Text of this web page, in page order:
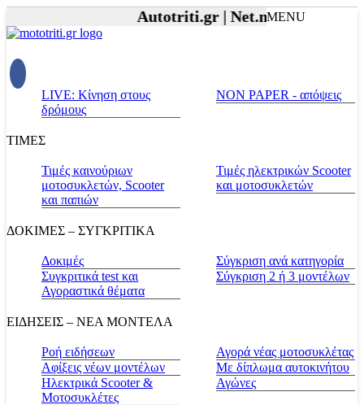
Autotriti.gr |Net.mototriti.gr |
MENU
LIVE: Κίνηση στους
δρόμους
NON PAPER - απόψεις
ΤΙΜΕΣ
Τιμές καινούριων
μοτοσυκλετών, Scooter
και παπιών
Τιμές ηλεκτρικών Scooter
και μοτοσυκλετών
ΔΟΚΙΜΕΣ – ΣΥΓΚΡΙΤΙΚΑ
Δοκιμές
Συγκριτικά test και
Αγοραστικά θέματα
Σύγκριση ανά κατηγορία
Σύγκριση 2 ή 3 μοντέλων
ΕΙΔΗΣΕΙΣ – ΝΕΑ ΜΟΝΤΕΛΑ
Ροή ειδήσεων
Αφίξεις νέων μοντέλων
Ηλεκτρικά Scooter &
Μοτοσυκλέτες
Αγορά νέας μοτοσυκλέτας
Με δίπλωμα αυτοκινήτου
Αγώνες